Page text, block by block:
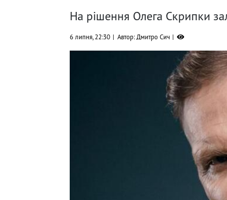
На рішення Олега Скрипки
6 липня, 22:30 Автор: Дмитро Сич